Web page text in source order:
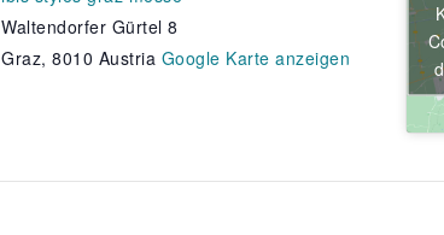
Waltendorfer Gürtel 8
Graz, 8010 Austria Google Karte anzeigen